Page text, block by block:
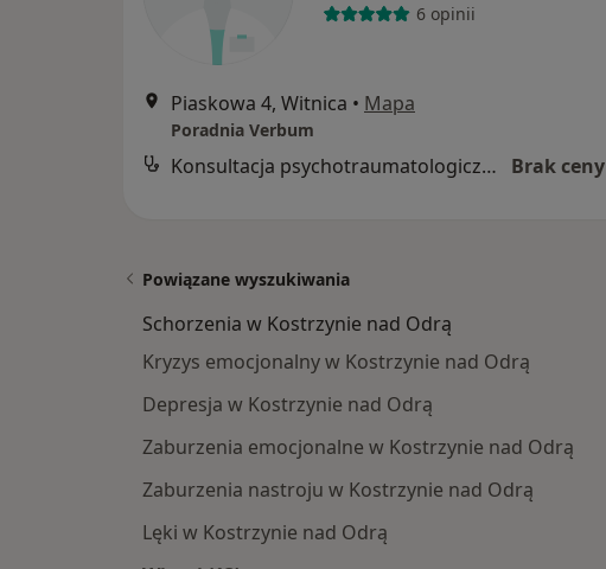
6 opinii
Piaskowa 4, Witnica • Mapa
Poradnia Verbum
Konsultacja psychotraumatologiczna (pierwsza wizyta) Brak ceny
Powiązane wyszukiwania
Schorzenia w Kostrzynie nad Odrą
Kryzys emocjonalny w Kostrzynie nad Odrą
Depresja w Kostrzynie nad Odrą
Zaburzenia emocjonalne w Kostrzynie nad Odrą
Zaburzenia nastroju w Kostrzynie nad Odrą
Lęki w Kostrzynie nad Odrą